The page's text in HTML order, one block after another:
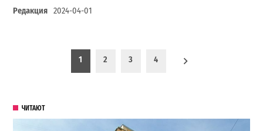
Редакция 2024-04-01
Пагинация записей
1 2 3 4
ЧИТАЮТ